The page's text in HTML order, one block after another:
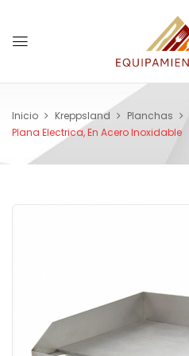
Inicio Kreppsland Planchas
Plana Electrica, En Acero Inoxidable